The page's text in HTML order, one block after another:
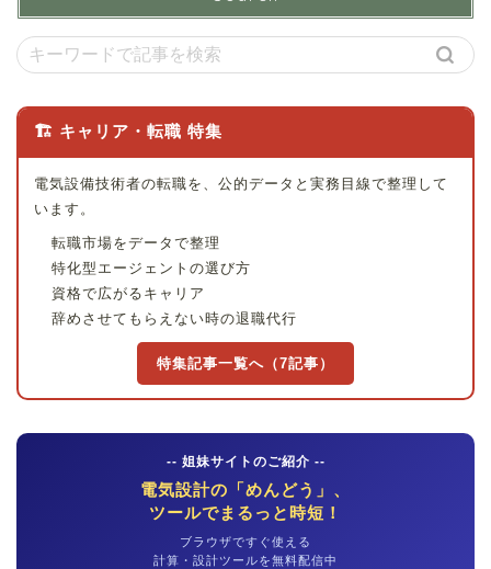
🏗 キャリア・転職 特集
電気設備技術者の転職を、公的データと実務目線で整理して
います。
転職市場をデータで整理
特化型エージェントの選び方
資格で広がるキャリア
辞めさせてもらえない時の退職代行
特集記事一覧へ（7記事）
-- 姐妹サイトのご紹介 --
電気設計の「めんどう」、
ツールでまるっと時短！
ブラウザですぐ使える
計算・設計ツールを無料配信中